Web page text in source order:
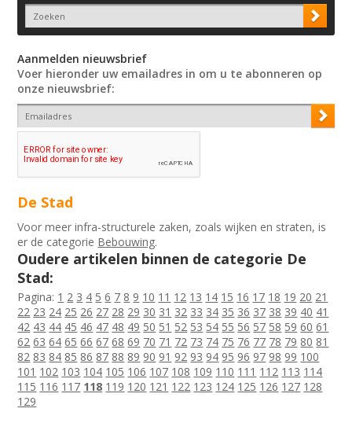
Aanmelden nieuwsbrief
Voer hieronder uw emailadres in om u te abonneren op
onze nieuwsbrief:
De Stad
Voor meer infra-structurele zaken, zoals wijken en straten, is
er de categorie Bebouwing.
Oudere artikelen binnen de categorie De
Stad:
Pagina: 1 2 3 4 5 6 7 8 9 10 11 12 13 14 15 16 17 18 19 20 21
22 23 24 25 26 27 28 29 30 31 32 33 34 35 36 37 38 39 40 41
42 43 44 45 46 47 48 49 50 51 52 53 54 55 56 57 58 59 60 61
62 63 64 65 66 67 68 69 70 71 72 73 74 75 76 77 78 79 80 81
82 83 84 85 86 87 88 89 90 91 92 93 94 95 96 97 98 99 100
101 102 103 104 105 106 107 108 109 110 111 112 113 114
115 116 117 118 119 120 121 122 123 124 125 126 127 128
129